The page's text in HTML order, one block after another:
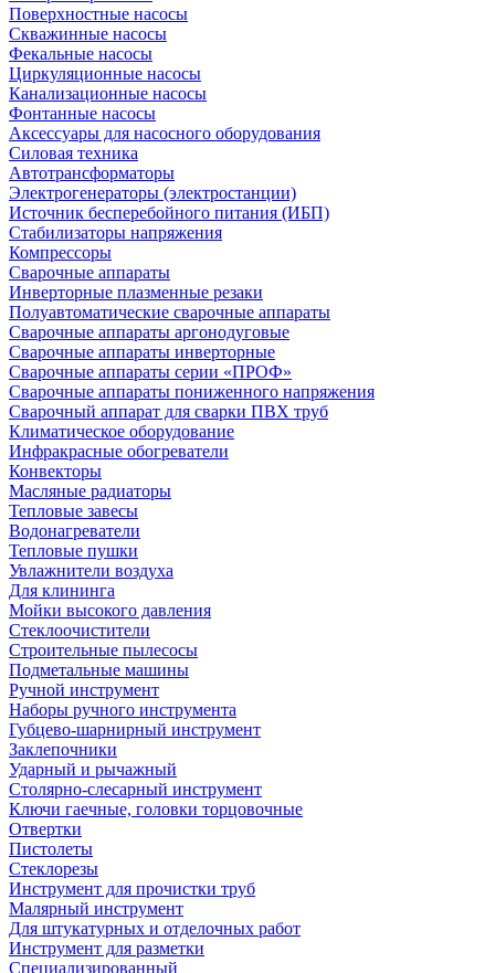
Поверхностные насосы
Скважинные насосы
Фекальные насосы
Циркуляционные насосы
Канализационные насосы
Фонтанные насосы
Аксессуары для насосного оборудования
Силовая техника
Автотрансформаторы
Электрогенераторы (электростанции)
Источник бесперебойного питания (ИБП)
Стабилизаторы напряжения
Компрессоры
Сварочные аппараты
Инверторные плазменные резаки
Полуавтоматические сварочные аппараты
Сварочные аппараты аргонодуговые
Сварочные аппараты инверторные
Сварочные аппараты серии «ПРОФ»
Сварочные аппараты пониженного напряжения
Сварочный аппарат для сварки ПВХ труб
Климатическое оборудование
Инфракрасные обогреватели
Конвекторы
Масляные радиаторы
Тепловые завесы
Водонагреватели
Тепловые пушки
Увлажнители воздуха
Для клининга
Мойки высокого давления
Стеклоочистители
Строительные пылесосы
Подметальные машины
Ручной инструмент
Наборы ручного инструмента
Губцево-шарнирный инструмент
Заклепочники
Ударный и рычажный
Столярно-слесарный инструмент
Ключи гаечные, головки торцовочные
Отвертки
Пистолеты
Стеклорезы
Инструмент для прочистки труб
Малярный инструмент
Для штукатурных и отделочных работ
Инструмент для разметки
Специализированный